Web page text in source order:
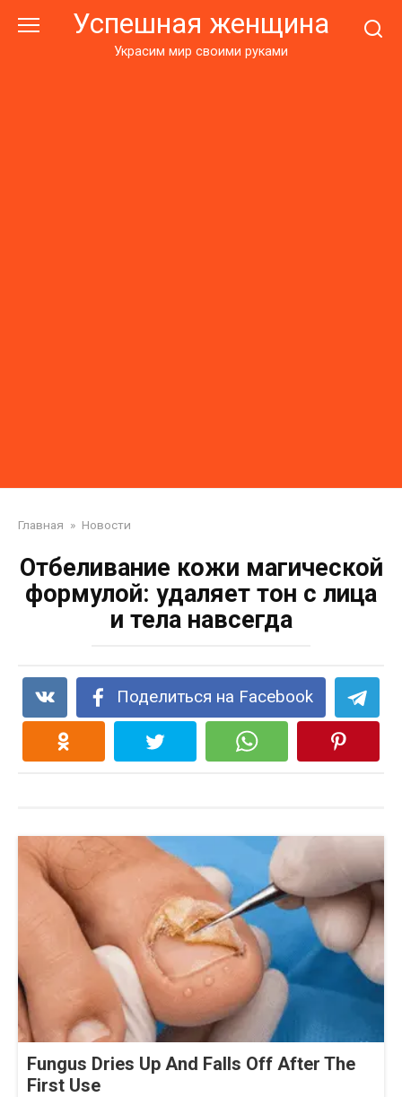
Успешная женщина
Украсим мир своими руками
Главная » Новости
Отбеливание кожи магической
формулой: удаляет тон с лица
и тела навсегда
Поделиться на Facebook
Fungus Dries Up And Falls Off After The
First Use